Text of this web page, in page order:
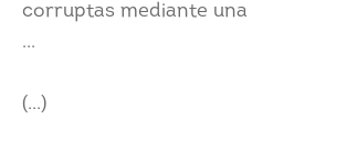
corruptas mediante una
...
(...)